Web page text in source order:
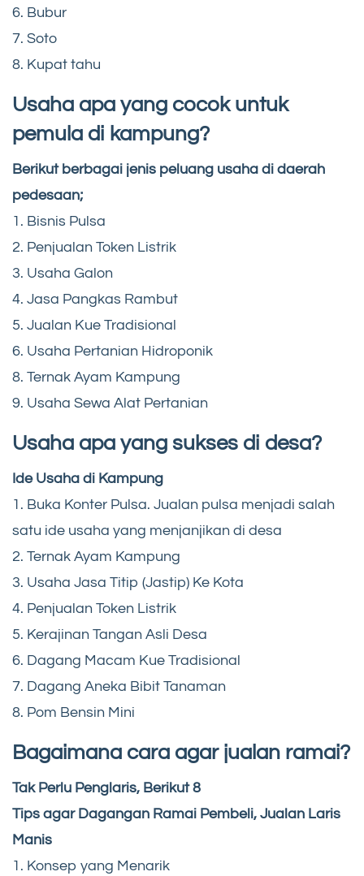
6. Bubur
7. Soto
8. Kupat tahu
Usaha apa yang cocok untuk
pemula di kampung?
Berikut berbagai jenis peluang usaha di daerah
pedesaan;
1. Bisnis Pulsa
2. Penjualan Token Listrik
3. Usaha Galon
4. Jasa Pangkas Rambut
5. Jualan Kue Tradisional
6. Usaha Pertanian Hidroponik
8. Ternak Ayam Kampung
9. Usaha Sewa Alat Pertanian
Usaha apa yang sukses di desa?
Ide Usaha di Kampung
1. Buka Konter Pulsa. Jualan pulsa menjadi salah
satu ide usaha yang menjanjikan di desa
2. Ternak Ayam Kampung
3. Usaha Jasa Titip (Jastip) Ke Kota
4. Penjualan Token Listrik
5. Kerajinan Tangan Asli Desa
6. Dagang Macam Kue Tradisional
7. Dagang Aneka Bibit Tanaman
8. Pom Bensin Mini
Bagaimana cara agar jualan ramai?
Tak Perlu Penglaris, Berikut 8
Tips agar Dagangan Ramai Pembeli, Jualan Laris
Manis
1. Konsep yang Menarik